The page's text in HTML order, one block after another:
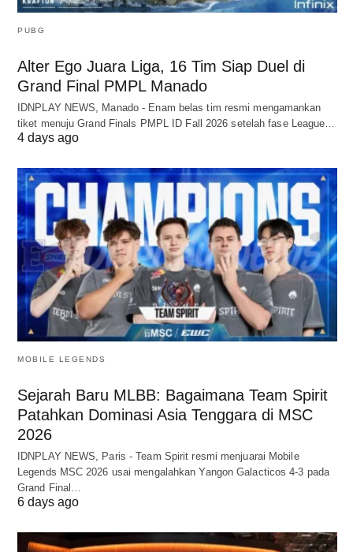
PUBG
Alter Ego Juara Liga, 16 Tim Siap Duel di
Grand Final PMPL Manado
IDNPLAY NEWS, Manado - Enam belas tim resmi mengamankan
tiket menuju Grand Finals PMPL ID Fall 2026 setelah fase League…
4 days ago
MOBILE LEGENDS
Sejarah Baru MLBB: Bagaimana Team Spirit
Patahkan Dominasi Asia Tenggara di MSC
2026
IDNPLAY NEWS, Paris - Team Spirit resmi menjuarai Mobile
Legends MSC 2026 usai mengalahkan Yangon Galacticos 4-3 pada
Grand Final…
6 days ago